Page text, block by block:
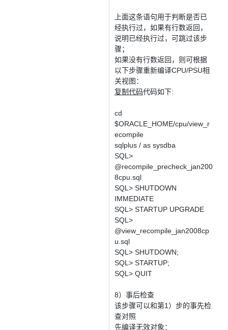
上面这条语句用于判断是否已
经执行过，如果有行数返回，
说明已经执行过，可跳过该步
骤；
如果没有行数返回，则可根据
以下步骤重新编译CPU/PSU相
关视图：
复制代码代码如下:
cd
$ORACLE_HOME/cpu/view_r
ecompile
sqlplus / as sysdba
SQL>
@recompile_precheck_jan200
8cpu.sql
SQL> SHUTDOWN
IMMEDIATE
SQL> STARTUP UPGRADE
SQL>
@view_recompile_jan2008cp
u.sql
SQL> SHUTDOWN;
SQL> STARTUP;
SQL> QUIT
8）事后检查
该步骤可以和第1）步的事先检
查对照
先编译无效对象：